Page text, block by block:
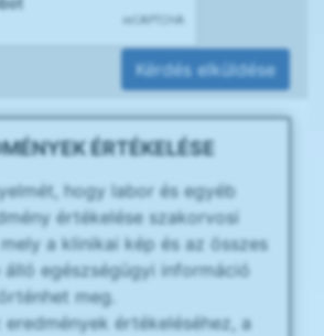
Kérdés elküldése
ÉRTÉKELÉSE
hogy labor és egyéb
értékelése szakorvosi
a klinikai kép és az összes
egészségügyi információ
meg.
eredmények értékeléséhez, a